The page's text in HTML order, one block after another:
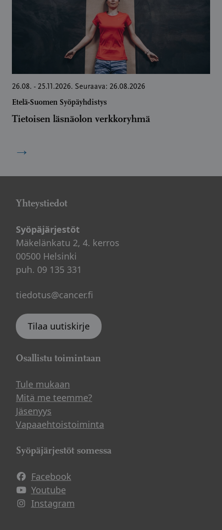
26.08. - 25.11.2026. Seuraava: 26.08.2026
Etelä-Suomen Syöpäyhdistys
Tietoisen läsnäolon verkkoryhmä
→
Yhteystiedot
Syöpäjärjestöt
Mäkelänkatu 2, 4. kerros
00500 Helsinki
puh. 09 135 331
tiedotus@cancer.fi
Tilaa uutiskirje
Osallistu toimintaan
Tule mukaan
Mitä me teemme?
Jäsenyys
Vapaaehtoistoiminta
Syöpäjärjestöt somessa
Facebook
Avautuu uuteen ikkunaan
Youtube
Avautuu uuteen ikkunaan
Instagram
Avautuu uuteen ikkunaan